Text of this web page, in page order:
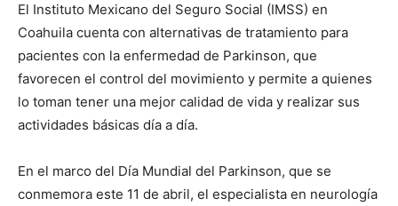
El Instituto Mexicano del Seguro Social (IMSS) en
Coahuila cuenta con alternativas de tratamiento para
pacientes con la enfermedad de Parkinson, que
favorecen el control del movimiento y permite a quienes
lo toman tener una mejor calidad de vida y realizar sus
actividades básicas día a día.
En el marco del Día Mundial del Parkinson, que se
conmemora este 11 de abril, el especialista en neurología